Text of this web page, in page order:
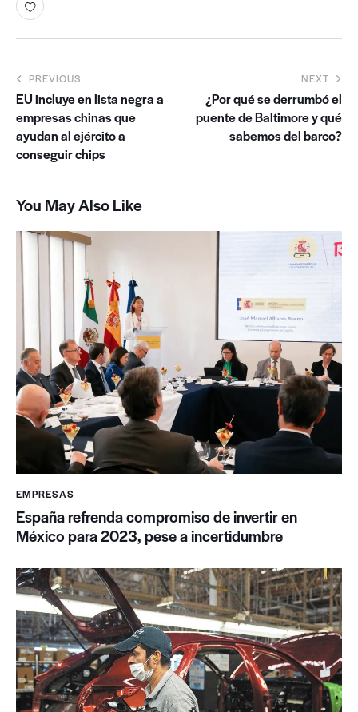
PREVIOUS
EU incluye en lista negra a
empresas chinas que
ayudan al ejército a
conseguir chips
NEXT
¿Por qué se derrumbó el
puente de Baltimore y qué
sabemos del barco?
You May Also Like
EMPRESAS
España refrenda compromiso de invertir en
México para 2023, pese a incertidumbre